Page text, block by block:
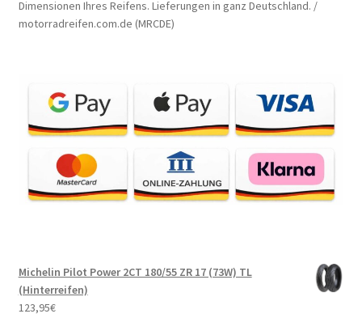
Dimensionen Ihres Reifens. Lieferungen in ganz Deutschland. /
motorradreifen.com.de (MRCDE)
Michelin Pilot Power 2CT 180/55 ZR 17 (73W) TL
(Hinterreifen)
123,95€